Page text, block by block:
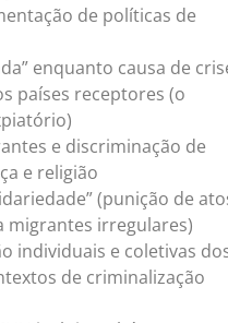
de políticas de
enquanto causa de
países receptores (o
e discriminação de
e religião
(punição de
migrantes irregulares)
individuais e coletivas
de criminalização